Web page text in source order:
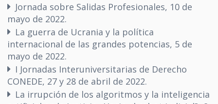
Jornada sobre Salidas Profesionales, 10 de
mayo de 2022.
La guerra de Ucrania y la política
internacional de las grandes potencias, 5 de
mayo de 2022.
I Jornadas Interuniversitarias de Derecho
CONEDE, 27 y 28 de abril de 2022.
La irrupción de los algoritmos y la inteligencia